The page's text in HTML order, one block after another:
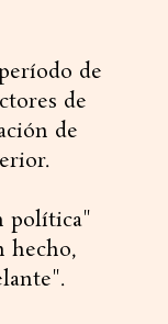
de
de
de
política"
hecho,